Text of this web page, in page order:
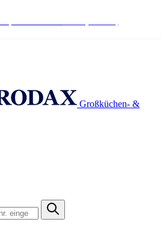
Großküchen- &